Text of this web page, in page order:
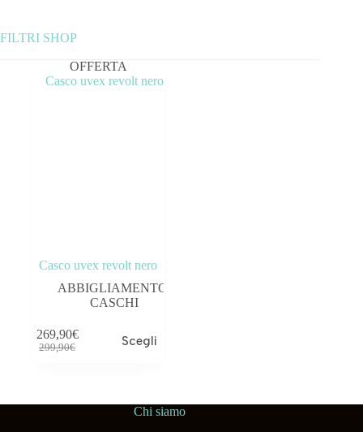
FILTRI SHOP
OUTLET
Tag prodotto
OFFERTA
Casco uvex revolt nero
ABBIGLIAMENTO
CASCHI
299,90€
269,90€ Scegli
Chi siamo